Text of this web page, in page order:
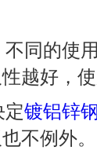
同的使
越好，
定镀铝锌
不例外。